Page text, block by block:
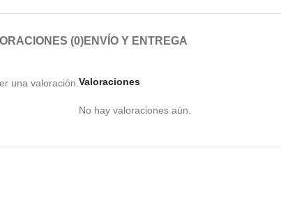
(0)ENVÍO Y ENTREGA
Valoraciones
No hay valoraciones aún.
una valoración.